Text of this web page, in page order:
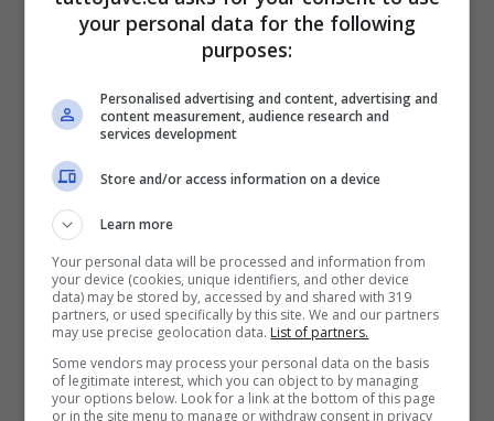
Massimiliano Allegri in campo (Ansa)
Il tecnico livornese, invece, ha voluto focalizzare
l’attenzione sulla prestazione del primo
tempo della sua squadra
degli aspetti positivi.
C’è questa voglia di strafare, ma nelle partite
bisogna solo fare.Ci spazientiamo troppo
presto, le partite si vincono anche al 90’ e oltre.
Bisognatrovare un equilibrio, se non riesci a
far gol non lo devi subire, non è vergogna finire
your personal data for the following
purposes:
Personalised advertising and content, advertising and
content measurement, audience research and
services development
Store and/or access information on a device
Learn more
Your personal data will be processed and information from
your device (cookies, unique identifiers, and other device
data) may be stored by, accessed by and shared with 319
partners, or used specifically by this site. We and our partners
may use precise geolocation data. List of partners.
Some vendors may process your personal data on the basis
of legitimate interest, which you can object to by managing
your options below. Look for a link at the bottom of this page
or in the site menu to manage or withdraw consent in privacy